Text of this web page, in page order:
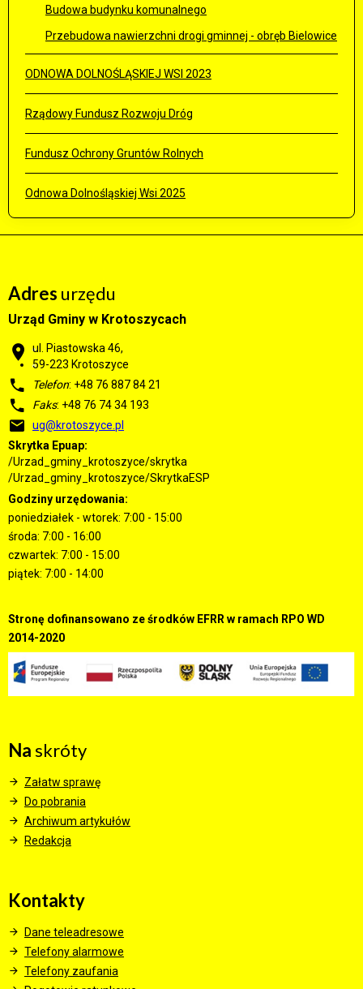
Budowa budynku komunalnego
Przebudowa nawierzchni drogi gminnej - obręb Bielowice
ODNOWA DOLNOŚLĄSKIEJ WSI 2023
Rządowy Fundusz Rozwoju Dróg
Fundusz Ochrony Gruntów Rolnych
Odnowa Dolnośląskiej Wsi 2025
Adres urzędu
Urząd Gminy w Krotoszycach
ul. Piastowska 46,
59-223 Krotoszyce
Telefon: +48 76 887 84 21
Faks: +48 76 74 34 193
ug@krotoszyce.pl
Skrytka Epuap:
/Urzad_gminy_krotoszyce/skrytka
/Urzad_gminy_krotoszyce/SkrytkaESP
Godziny urzędowania:
poniedziałek - wtorek: 7:00 - 15:00
środa: 7:00 - 16:00
czwartek: 7:00 - 15:00
piątek: 7:00 - 14:00
Stronę dofinansowano ze środków EFRR w ramach RPO WD
2014-2020
Naskróty
Załatw sprawę
Do pobrania
Archiwum artykułów
Redakcja
Kontakty
Dane teleadresowe
Telefony alarmowe
Telefony zaufania